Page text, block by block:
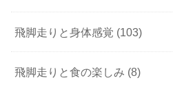
飛脚走りと身体感覚 (103)
飛脚走りと食の楽しみ (8)